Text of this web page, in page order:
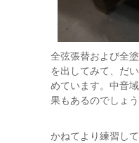
全弦張替および全
を出してみて、だ
めています。中音
果もあるのでしょ
かねてより練習し